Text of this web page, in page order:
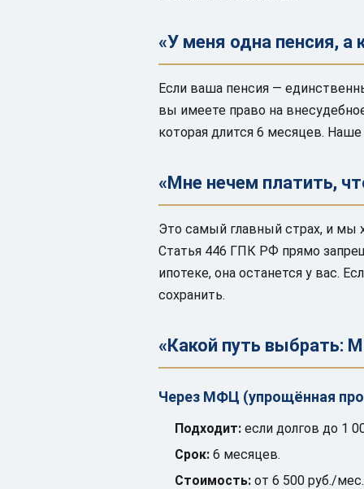
«У меня одна пенсия,
Если ваша пенсия —
вы имеете право на
которая длится 6 месяцев.
«Мне нечем платить,
Это самый главный страх, и мы
Статья 446 ГПК РФ прямо
ипотеке, она останется у вас.
сохранить.
«Какой путь выбрать:
Через МФЦ (упрощённая
Подходит: если долгов до 1
Срок: 6 месяцев.
Стоимость: от 6 500 руб./мес.